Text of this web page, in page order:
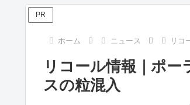
PR
ホーム ニュース リコ
リコール情報｜ポ
スの粒混入